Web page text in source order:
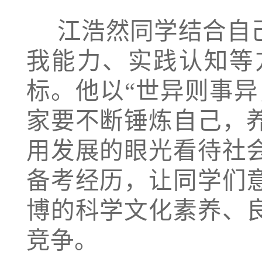
我能力、实践认知
标。他以“世异则事
家要不断锤炼自己，
用发展的眼光看待社
备考经历，让同学们
博的科学文化素养、
竞争。